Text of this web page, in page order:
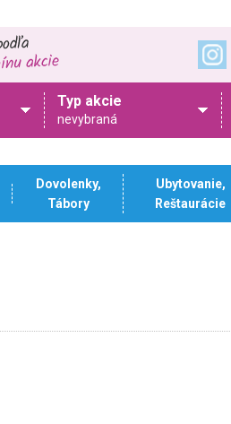
Typ akcie
nevybraná
Dovolenky,
Tábory
Ubytovanie,
Reštaurácie